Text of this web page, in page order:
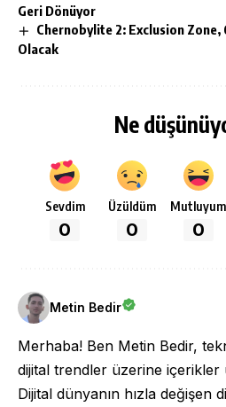
Geri Dönüyor
Chernobylite 2: Exclusion
Olacak
Ne
Sevdim
0
Üzüldüm
0
Mutluyum
0
Metin Bedir
Merhaba! Ben Metin Bedir,
dijital trendler üzerine içerikler
Dijital dünyanın hızla değişen